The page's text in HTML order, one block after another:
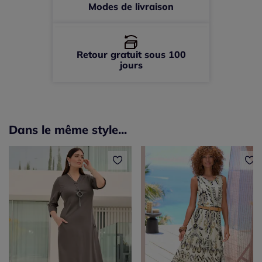
Modes de livraison
Retour gratuit sous 100
jours
Dans le même style...